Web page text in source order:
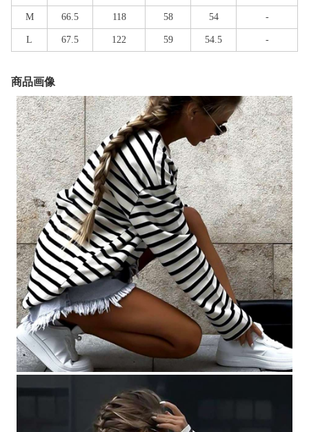
M 66.5 118 58 54 -
L 67.5 122 59 54.5 -
商品画像